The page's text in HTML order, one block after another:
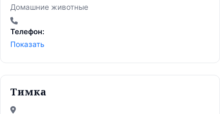
Домашние животные
Телефон:
Показать
Тимка